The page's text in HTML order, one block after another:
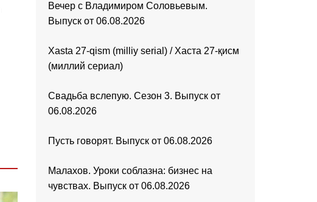
Вечер с Владимиром Соловьевым.
Выпуск от 06.08.2026
Xasta 27-qism (milliy serial) / Хаста 27-қисм
(миллий сериал)
Свадьба вслепую. Сезон 3. Выпуск от
06.08.2026
Пусть говорят. Выпуск от 06.08.2026
Малахов. Уроки соблазна: бизнес на
чувствах. Выпуск от 06.08.2026